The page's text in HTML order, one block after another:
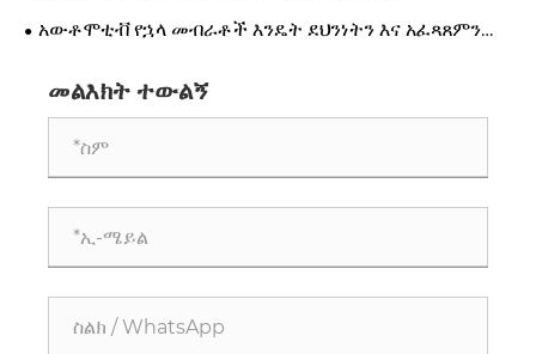
አውቶሞቲቭ የኋላ መብራቶች እንዴት ደህንነትን እና አፈጻጸምን
መልእክት ተውልኝ